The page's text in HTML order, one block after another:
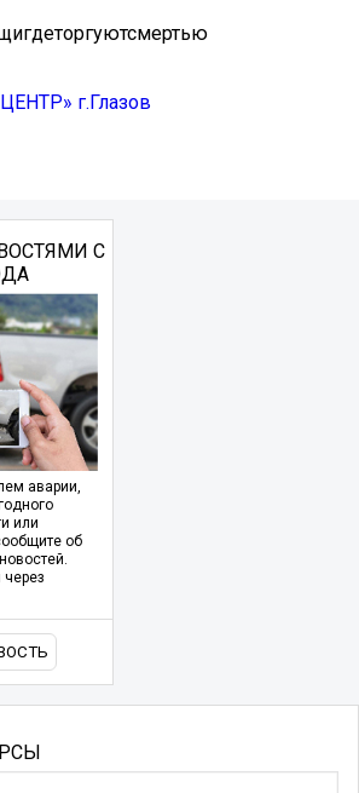
г.Глазов
С
аварии,
или
об
через